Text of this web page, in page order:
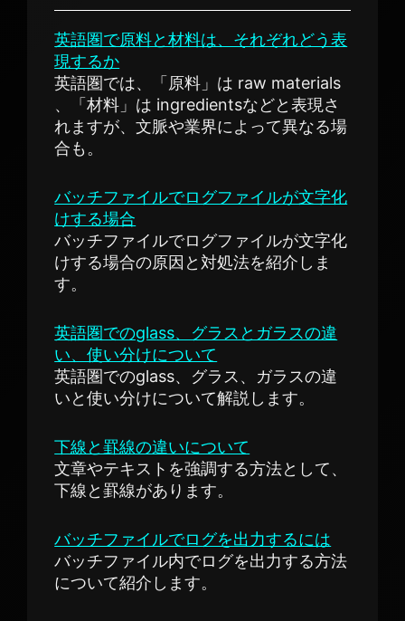
英語圏で原料と材料は、それぞれどう表
現するか
英語圏では、「原料」は raw materials
、「材料」は ingredientsなどと表現さ
れますが、文脈や業界によって異なる場
合も。
バッチファイルでログファイルが文字化
けする場合
バッチファイルでログファイルが文字化
けする場合の原因と対処法を紹介しま
す。
英語圏でのglass、グラスとガラスの違
い、使い分けについて
英語圏でのglass、グラス、ガラスの違
いと使い分けについて解説します。
下線と罫線の違いについて
文章やテキストを強調する方法として、
下線と罫線があります。
バッチファイルでログを出力するには
バッチファイル内でログを出力する方法
について紹介します。